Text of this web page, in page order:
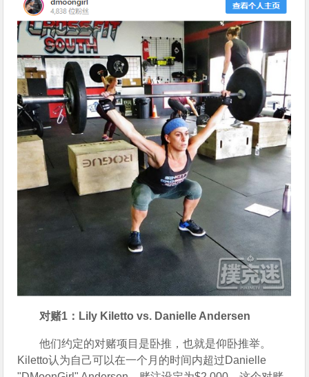
对赌1：Lily Kiletto vs. Danielle Andersen
他们约定的对赌项目是卧推，也就是仰卧推举。
Kiletto认为自己可以在一个月的时间内超过Danielle